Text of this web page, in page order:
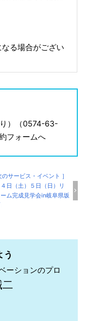
る場合がござい
）（0574-63-
フォームへ
のサービス・イベント ］
４日（土）５日（日）リ
ム完成見学会in岐阜県坂
う
ーションのプロ